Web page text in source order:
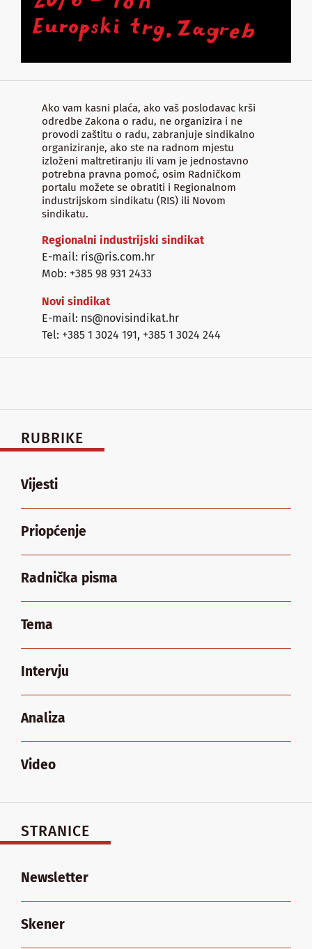
Ako vam kasni plaća, ako vaš poslodavac krši
odredbe Zakona o radu, ne organizira i ne
provodi zaštitu o radu, zabranjuje sindikalno
organiziranje, ako ste na radnom mjestu
izloženi maltretiranju ili vam je jednostavno
potrebna pravna pomoć, osim Radničkom
portalu možete se obratiti i Regionalnom
industrijskom sindikatu (RIS) ili Novom
sindikatu.
Regionalni industrijski sindikat
E-mail: ris@ris.com.hr
Mob: +385 98 931 2433
Novi sindikat
E-mail: ns@novisindikat.hr
Tel: +385 1 3024 191, +385 1 3024 244
RUBRIKE
Vijesti
Priopćenje
Radnička pisma
Tema
Intervju
Analiza
Video
STRANICE
Newsletter
Skener